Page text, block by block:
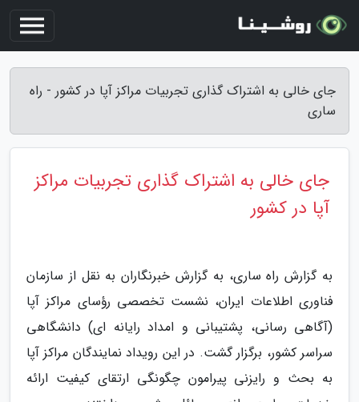
جای خالی به اشتراک گذاری تجربیات مراکز آپا در کشور - راه
ساری
جای خالی به اشتراک گذاری تجربیات مراکز
آپا در کشور
به گزارش راه ساری، به گزارش خبرنگاران به نقل از سازمان
فناوری اطلاعات ایران، نشست تخصصی رؤسای مراکز آپا
(آگاهی رسانی، پشتیبانی و امداد رایانه ای) دانشگاهی
سراسر کشور، برگزار گشت. در این رویداد نمایندگان مراکز آپا
به بحث و رایزنی پیرامون چگونگی ارتقای کیفیت ارائه